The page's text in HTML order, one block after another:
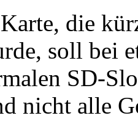
die
soll bei
SD-
nicht alle